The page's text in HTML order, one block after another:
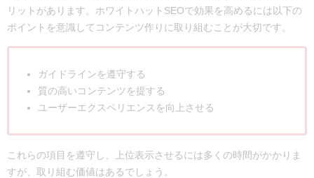
リットがあります。ホワイトハットSEOで効果を高めるには以下の
ポイントを意識してコンテンツ作りに取り組むことが大切です。
ガイドラインを遵守する
質の高いコンテンツを提する
ユーザーエクスペリエンスを向上させる
これらの項目を遵守し、上位表示させるには多くの時間がかかりま
すが、取り組む価値はあるでしょう。